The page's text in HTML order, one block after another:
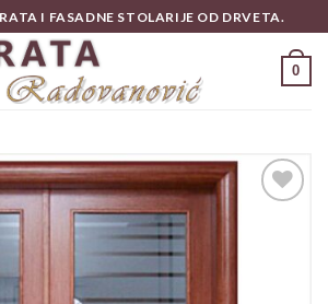
I FASADNE STOLARIJE OD DRVETA.
0